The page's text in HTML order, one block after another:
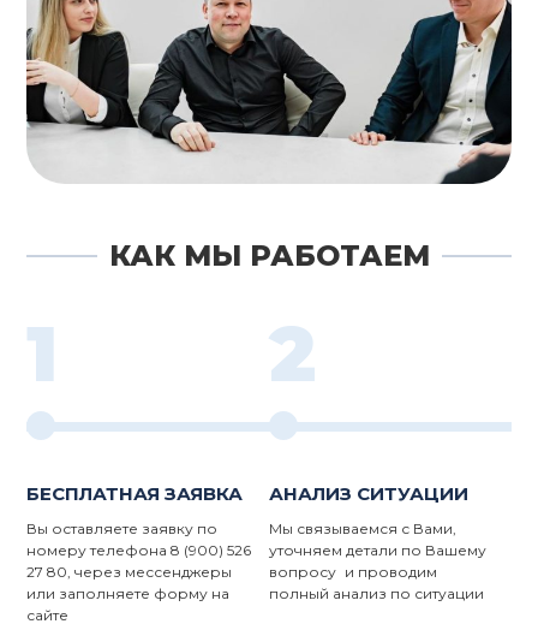
КАК МЫ РАБОТАЕМ
1
БЕСПЛАТНАЯ ЗАЯВКА
Вы оставляете заявку по
номеру телефона 8 (900) 526
27 80, через мессенджеры
или заполняете форму на
сайте
2
АНАЛИЗ СИТУАЦИИ
Мы связываемся с Вами,
уточняем детали по Вашему
вопросу и проводим
полный анализ по ситуации